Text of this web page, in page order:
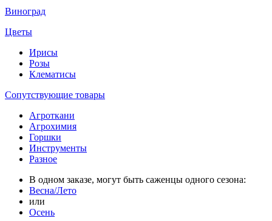
Виноград
Цветы
Ирисы
Розы
Клематисы
Сопутствующие товары
Агроткани
Агрохимия
Горшки
Инструменты
Разное
В одном заказе, могут быть саженцы одного сезона:
Весна/Лето
или
Осень